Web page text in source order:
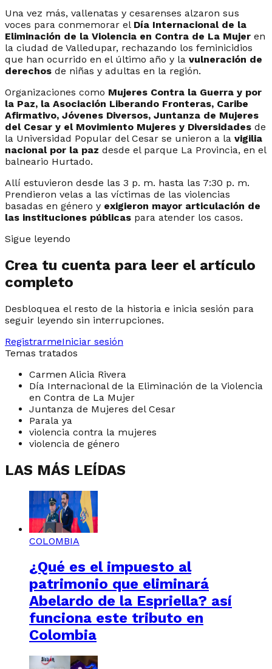
Una vez más, vallenatas y cesarenses alzaron sus
voces para conmemorar el Día Internacional de la
Eliminación de la Violencia en Contra de La Mujer en
la ciudad de Valledupar, rechazando los feminicidios
que han ocurrido en el último año y la vulneración de
derechos de niñas y adultas en la región.
Organizaciones como Mujeres Contra la Guerra y por
la Paz, la Asociación Liberando Fronteras, Caribe
Afirmativo, Jóvenes Diversos, Juntanza de Mujeres
del Cesar y el Movimiento Mujeres y Diversidades de
la Universidad Popular del Cesar se unieron a la vigilia
nacional por la paz desde el parque La Provincia, en el
balneario Hurtado.
Allí estuvieron desde las 3 p. m. hasta las 7:30 p. m.
Prendieron velas a las víctimas de las violencias
basadas en género y exigieron mayor articulación de
las instituciones públicas para atender los casos.
Sigue leyendo
Crea tu cuenta para leer el artículo
completo
Desbloquea el resto de la historia e inicia sesión para
seguir leyendo sin interrupciones.
RegistrarmeIniciar sesión
Temas tratados
Carmen Alicia Rivera
Día Internacional de la Eliminación de la Violencia
en Contra de La Mujer
Juntanza de Mujeres del Cesar
Parala ya
violencia contra la mujeres
violencia de género
LAS MÁS LEÍDAS
COLOMBIA
¿Qué es el impuesto al
patrimonio que eliminará
Abelardo de la Espriella? así
funciona este tributo en
Colombia